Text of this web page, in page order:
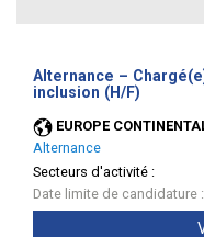
Alternance –
inclusion (H/F)
EUROPE
Alternance
Secteurs d'activité :
Date limite de candidature